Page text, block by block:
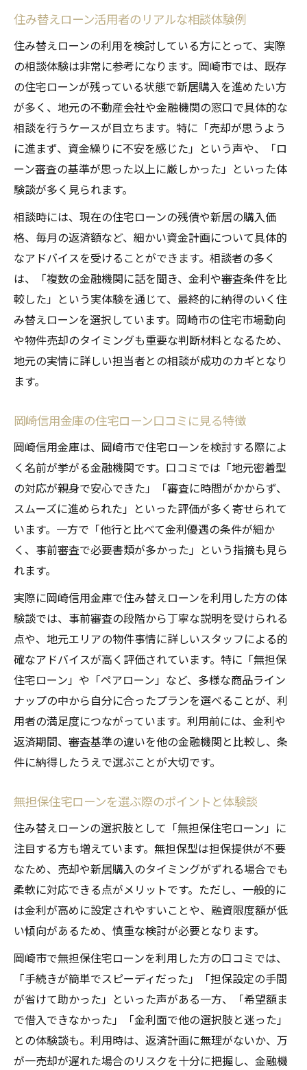
住み替えローン活用者のリアルな相談体験例
住み替えローンの利用を検討している方にとって、実際
の相談体験は非常に参考になります。岡崎市では、既存
の住宅ローンが残っている状態で新居購入を進めたい方
が多く、地元の不動産会社や金融機関の窓口で具体的な
相談を行うケースが目立ちます。特に「売却が思うよう
に進まず、資金繰りに不安を感じた」という声や、「ロ
ーン審査の基準が思った以上に厳しかった」といった体
験談が多く見られます。
相談時には、現在の住宅ローンの残債や新居の購入価
格、毎月の返済額など、細かい資金計画について具体的
なアドバイスを受けることができます。相談者の多く
は、「複数の金融機関に話を聞き、金利や審査条件を比
較した」という実体験を通じて、最終的に納得のいく住
み替えローンを選択しています。岡崎市の住宅市場動向
や物件売却のタイミングも重要な判断材料となるため、
地元の実情に詳しい担当者との相談が成功のカギとなり
ます。
岡崎信用金庫の住宅ローン口コミに見る特徴
岡崎信用金庫は、岡崎市で住宅ローンを検討する際によ
く名前が挙がる金融機関です。口コミでは「地元密着型
の対応が親身で安心できた」「審査に時間がかからず、
スムーズに進められた」といった評価が多く寄せられて
います。一方で「他行と比べて金利優遇の条件が細か
く、事前審査で必要書類が多かった」という指摘も見ら
れます。
実際に岡崎信用金庫で住み替えローンを利用した方の体
験談では、事前審査の段階から丁寧な説明を受けられる
点や、地元エリアの物件事情に詳しいスタッフによる的
確なアドバイスが高く評価されています。特に「無担保
住宅ローン」や「ペアローン」など、多様な商品ライン
ナップの中から自分に合ったプランを選べることが、利
用者の満足度につながっています。利用前には、金利や
返済期間、審査基準の違いを他の金融機関と比較し、条
件に納得したうえで選ぶことが大切です。
無担保住宅ローンを選ぶ際のポイントと体験談
住み替えローンの選択肢として「無担保住宅ローン」に
注目する方も増えています。無担保型は担保提供が不要
なため、売却や新居購入のタイミングがずれる場合でも
柔軟に対応できる点がメリットです。ただし、一般的に
は金利が高めに設定されやすいことや、融資限度額が低
い傾向があるため、慎重な検討が必要となります。
岡崎市で無担保住宅ローンを利用した方の口コミでは、
「手続きが簡単でスピーディだった」「担保設定の手間
が省けて助かった」といった声がある一方、「希望額ま
で借入できなかった」「金利面で他の選択肢と迷った」
との体験談も。利用時は、返済計画に無理がないか、万
が一売却が遅れた場合のリスクを十分に把握し、金融機